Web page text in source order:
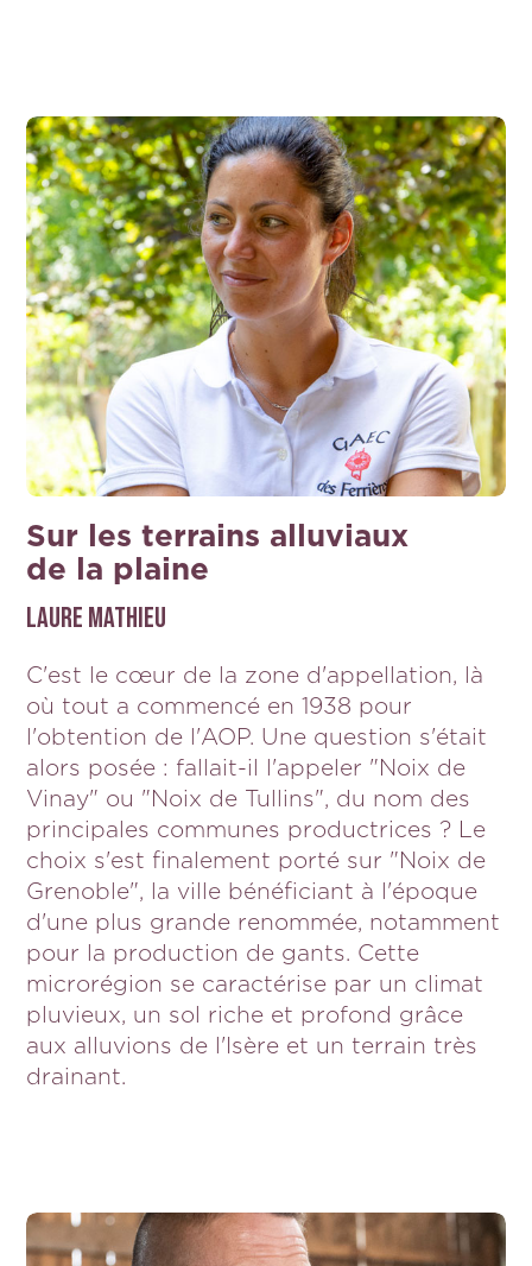
Sur les terrains alluviaux
de la plaine
LAURE MATHIEU
C'est le cœur de la zone d'appellation, là
où tout a commencé en 1938 pour
l'obtention de l'AOP. Une question s'était
alors posée : fallait-il l'appeler "Noix de
Vinay" ou "Noix de Tullins", du nom des
principales communes productrices ? Le
choix s'est finalement porté sur "Noix de
Grenoble", la ville bénéficiant à l'époque
d'une plus grande renommée, notamment
pour la production de gants. Cette
microrégion se caractérise par un climat
pluvieux, un sol riche et profond grâce
aux alluvions de l'Isère et un terrain très
drainant.